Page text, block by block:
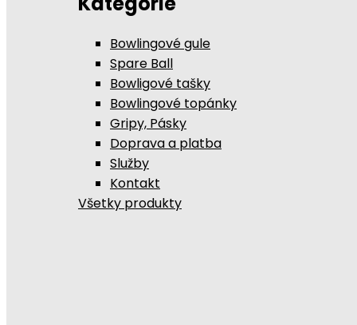
Bowlingové gule
Spare Ball
Bowligové tašky
Bowlingové topánky
Gripy, Pásky
Doprava a platba
Služby
Kontakt
Všetky produkty